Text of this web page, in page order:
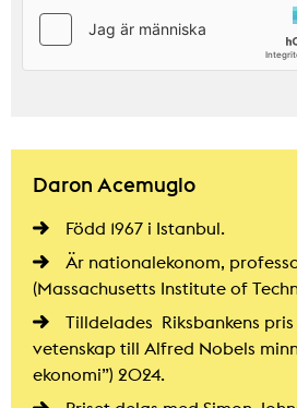
Daron Acemuglo
Född 1967 i Istanbul.
Är nationalekonom,
(Massachusetts Institute of
Tilldelades Riksbankens
vetenskap till Alfred Nobels
ekonomi”) 2024.